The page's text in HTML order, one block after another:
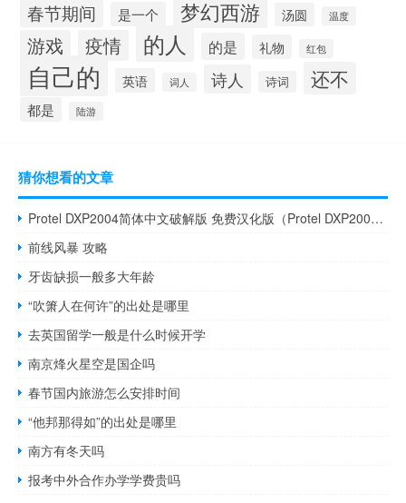
春节期间 是一个 梦幻西游 汤圆 温度
游戏 疫情 的人 的是 礼物 红包
自己的 英语 词人 诗人 诗词 还不
都是 陆游
猜你想看的文章
Protel DXP2004简体中文破解版 免费汉化版（Protel DXP2004简体中文破解版 免费汉化版功能简介）
前线风暴 攻略
牙齿缺损一般多大年龄
“吹箫人在何许”的出处是哪里
去英国留学一般是什么时候开学
南京烽火星空是国企吗
春节国内旅游怎么安排时间
“他邦那得如”的出处是哪里
南方有冬天吗
报考中外合作办学学费贵吗